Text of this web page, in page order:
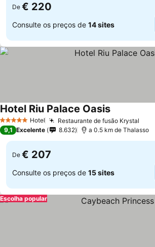
De € 220
Consulte os preços de 14 sites
5 Estrelas Hotel Restaurante de fusão Krystal
Hotel Riu Palace Oasis
9,1 Excelente 8.632 a 0.5 km de Thalasso
De € 207
Consulte os preços de 15 sites
Escolha popular